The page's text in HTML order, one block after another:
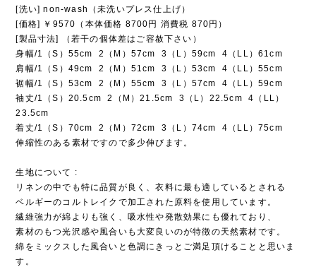
[洗い] non-wash（未洗いプレス仕上げ）
[価格] ￥9570（本体価格 8700円 消費税 870円）
[製品寸法] （若干の個体差はご容赦下さい）
身幅/1（S）55cm 2（M）57cm 3（L）59cm 4（LL）61cm
肩幅/1（S）49cm 2（M）51cm 3（L）53cm 4（LL）55cm
裾幅/1（S）53cm 2（M）55cm 3（L）57cm 4（LL）59cm
袖丈/1（S）20.5cm 2（M）21.5cm 3（L）22.5cm 4（LL）
23.5cm
着丈/1（S）70cm 2（M）72cm 3（L）74cm 4（LL）75cm
伸縮性のある素材ですので多少伸びます。
生地について :
リネンの中でも特に品質が良く、衣料に最も適しているとされる
ベルギーのコルトレイクで加工された原料を使用しています。
繊維強力が綿よりも強く、吸水性や発散効果にも優れており、
素材のもつ光沢感や風合いも大変良いのが特徴の天然素材です。
綿をミックスした風合いと色調にきっとご満足頂けることと思いま
す。